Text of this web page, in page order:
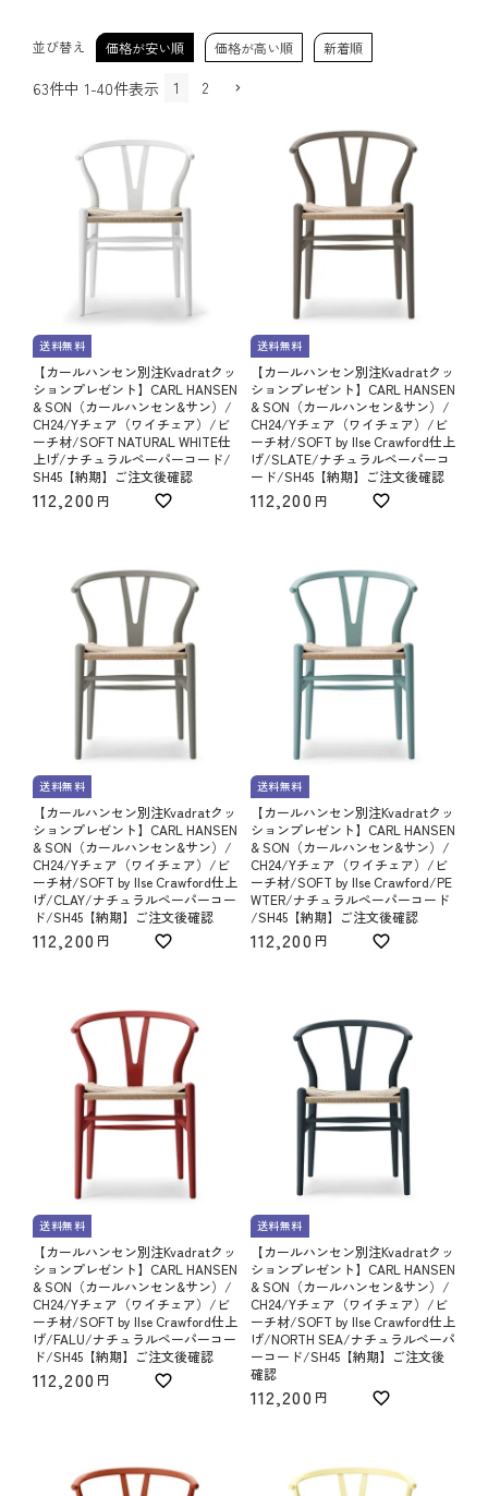
並び替え 価格が安い順 価格が高い順 新着順
63件中 1-40件表示 1 2
送料無料
【カールハンセン別注Kvadratクッ
ションプレゼント】CARL HANSEN
& SON（カールハンセン&サン）/
CH24/Yチェア（ワイチェア）/ビ
ーチ材/SOFT NATURAL WHITE仕
上げ/ナチュラルペーパーコード/
SH45【納期】ご注文後確認
112,200
送料無料
【カールハンセン別注Kvadratクッ
ションプレゼント】CARL HANSEN
& SON（カールハンセン&サン）/
CH24/Yチェア（ワイチェア）/ビ
ーチ材/SOFT by Ilse Crawford仕上
げ/SLATE/ナチュラルペーパーコ
ード/SH45【納期】ご注文後確認
112,200
送料無料
【カールハンセン別注Kvadratクッ
ションプレゼント】CARL HANSEN
& SON（カールハンセン&サン）/
CH24/Yチェア（ワイチェア）/ビ
ーチ材/SOFT by Ilse Crawford仕上
げ/CLAY/ナチュラルペーパーコー
ド/SH45【納期】ご注文後確認
112,200
送料無料
【カールハンセン別注Kvadratクッ
ションプレゼント】CARL HANSEN
& SON（カールハンセン&サン）/
CH24/Yチェア（ワイチェア）/ビ
ーチ材/SOFT by Ilse Crawford/PE
WTER/ナチュラルペーパーコード
/SH45【納期】ご注文後確認
112,200
送料無料
【カールハンセン別注Kvadratクッ
ションプレゼント】CARL HANSEN
& SON（カールハンセン&サン）/
CH24/Yチェア（ワイチェア）/ビ
ーチ材/SOFT by Ilse Crawford仕上
げ/FALU/ナチュラルペーパーコー
ド/SH45【納期】ご注文後確認
112,200
送料無料
【カールハンセン別注Kvadratクッ
ションプレゼント】CARL HANSEN
& SON（カールハンセン&サン）/
CH24/Yチェア（ワイチェア）/ビ
ーチ材/SOFT by Ilse Crawford仕上
げ/NORTH SEA/ナチュラルペーパ
ーコード/SH45【納期】ご注文後
確認
112,200